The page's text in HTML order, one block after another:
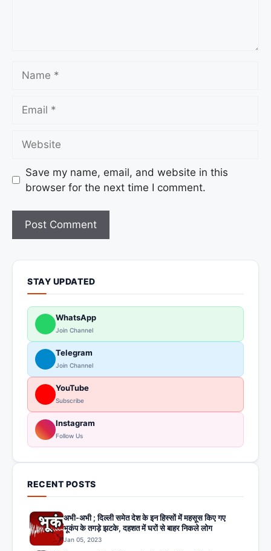
Save my name, email, and website in this
browser for the next time I comment.
STAY UPDATED
WhatsApp
Join Channel
Telegram
Join Channel
YouTube
Subscribe
Instagram
Follow Us
RECENT POSTS
अभी-अभी ; दिल्ली समेत देश के इन हिस्सों में महसूस किए गए
भूकंप के तगड़े झटके, दहशत में घरों से बाहर निकले लोग
Jan 05, 2023